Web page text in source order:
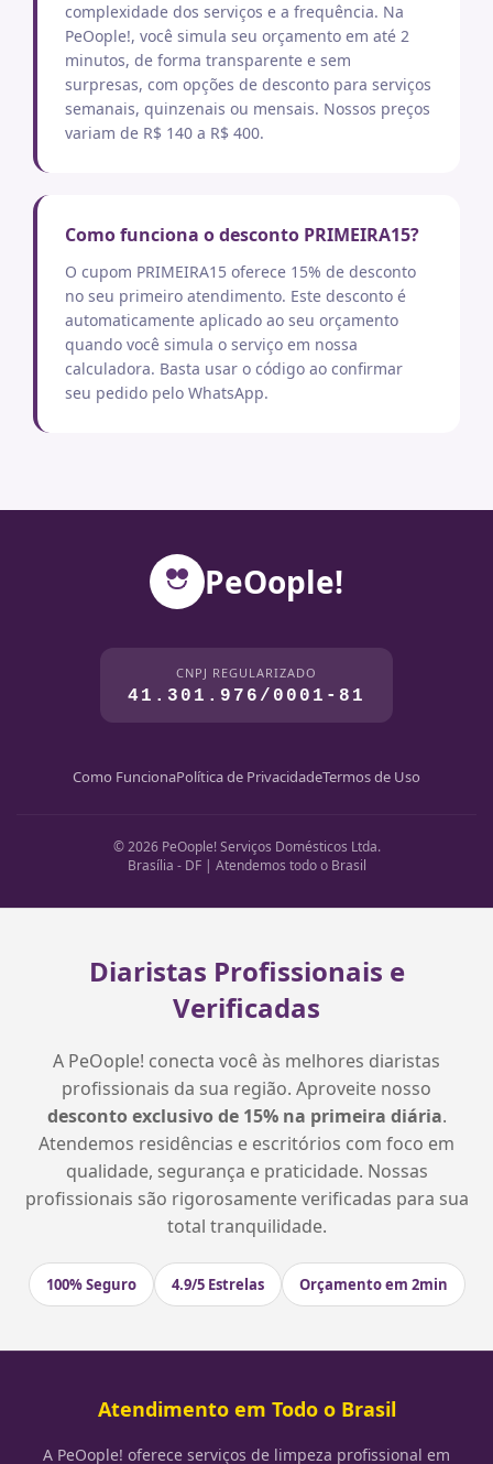
complexidade dos serviços e a frequência. Na
PeOople!, você simula seu orçamento em até 2
minutos, de forma transparente e sem
surpresas, com opções de desconto para serviços
semanais, quinzenais ou mensais. Nossos preços
variam de R$ 140 a R$ 400.
Como funciona o desconto PRIMEIRA15?
O cupom PRIMEIRA15 oferece 15% de desconto
no seu primeiro atendimento. Este desconto é
automaticamente aplicado ao seu orçamento
quando você simula o serviço em nossa
calculadora. Basta usar o código ao confirmar
seu pedido pelo WhatsApp.
PeOople!
CNPJ REGULARIZADO
41.301.976/0001-81
Como FuncionaPolítica de PrivacidadeTermos de Uso
© 2026 PeOople! Serviços Domésticos Ltda.
Brasília - DF | Atendemos todo o Brasil
Diaristas Profissionais e
Verificadas
A PeOople! conecta você às melhores diaristas
profissionais da sua região. Aproveite nosso
desconto exclusivo de 15% na primeira diária.
Atendemos residências e escritórios com foco em
qualidade, segurança e praticidade. Nossas
profissionais são rigorosamente verificadas para sua
total tranquilidade.
100% Seguro 4.9/5 Estrelas Orçamento em 2min
Atendimento em Todo o Brasil
A PeOople! oferece serviços de limpeza profissional em